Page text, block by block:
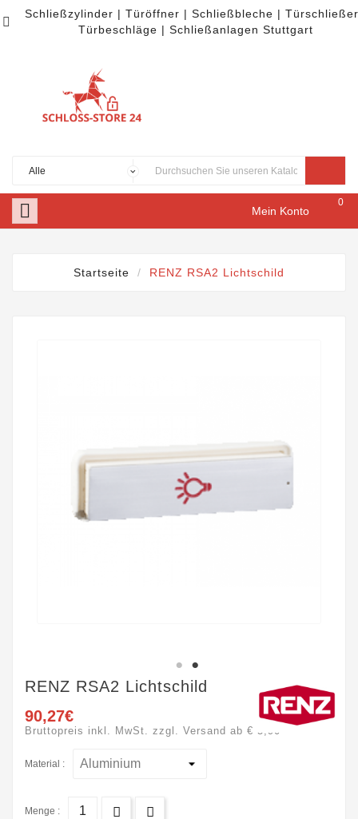

Schließzylinder | Türöffner | Schließbleche |
Türbeschläge | Schließanlagen Stuttgart
 Mein Konto
0
Startseite RENZ RSA2 Lichtschild
RENZ RSA2 Lichtschild
90,27€
Bruttopreis inkl. MwSt. zzgl. Versand ab € 5,90
Material :
Menge :